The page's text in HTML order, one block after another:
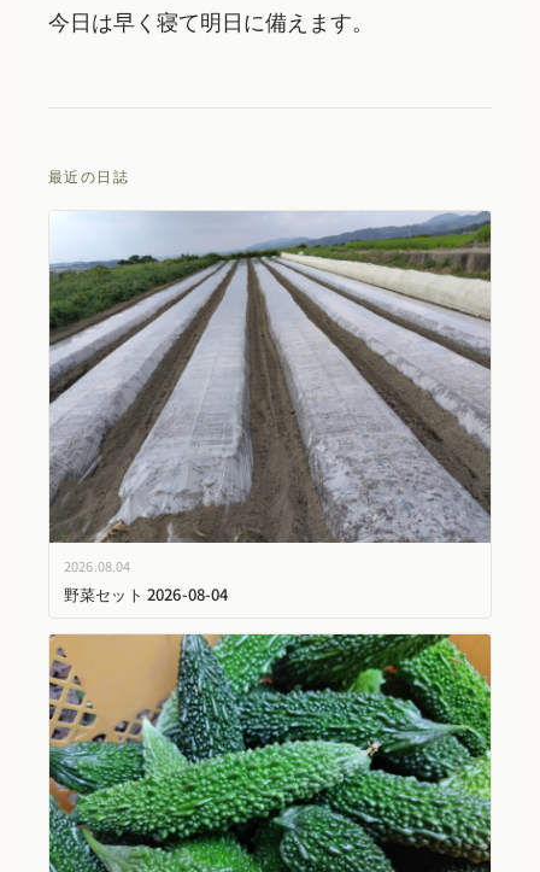
今日は早く寝て明日に備えます。
最近の日誌
2026.08.04
野菜セット 2026-08-04